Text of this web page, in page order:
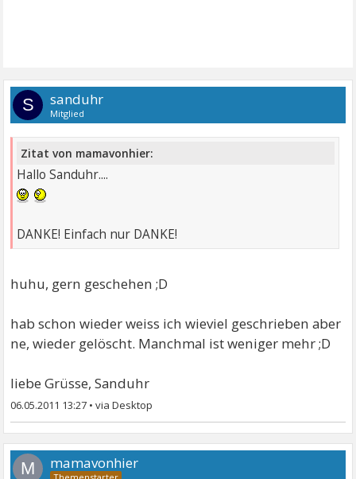
S sanduhr
Mitglied
Zitat von mamavonhier:
Hallo Sanduhr....
DANKE! Einfach nur DANKE!
huhu, gern geschehen ;D
hab schon wieder weiss ich wieviel geschrieben aber
ne, wieder gelöscht. Manchmal ist weniger mehr ;D
liebe Grüsse, Sanduhr
06.05.2011 13:27 •
M mamavonhier